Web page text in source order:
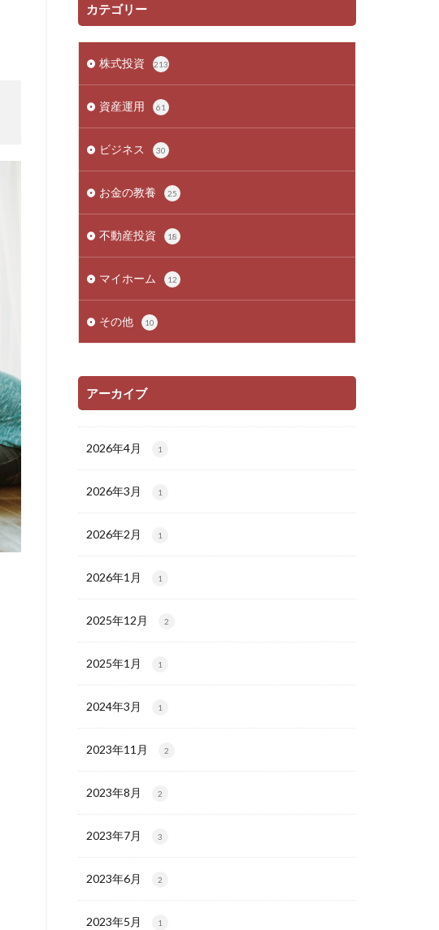
カテゴリー
株式投資 213
資産運用 61
ビジネス 30
お金の教養 25
不動産投資 18
マイホーム 12
その他 10
アーカイブ
2026年4月 1
2026年3月 1
2026年2月 1
2026年1月 1
2025年12月 2
2025年1月 1
2024年3月 1
2023年11月 2
2023年8月 2
2023年7月 3
2023年6月 2
2023年5月 1